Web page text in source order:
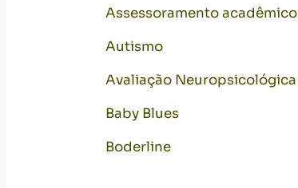
Assessoramento acadêmico
Autismo
Avaliação Neuropsicológica
Baby Blues
Boderline